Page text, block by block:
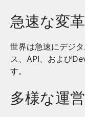
急速な変革
世界は急速にデジ
ス、API、および
す。
多様な運